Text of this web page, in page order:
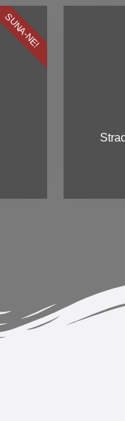
SUNA-NE!